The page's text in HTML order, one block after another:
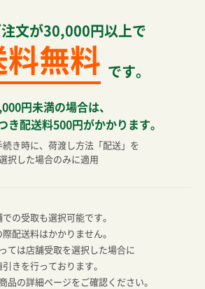
文が30,000円以上で
無料 です。
円未満の場合は、
き配送料500円がかかります。
き時に、荷渡し方法「配送」を
択した場合のみに適用
での受取も選択可能です。
際配送料はかかりません。
ては店舗受取を選択した場合に
引きを行っております。
品の詳細ページをご確認ください。